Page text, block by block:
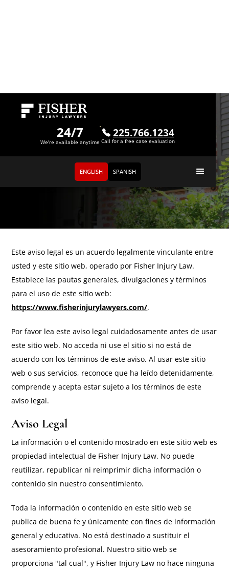
24/7
We're available anytime
225.766.1234
Call for a free case evaluation
ENGLISH SPANISH
Este aviso legal es un acuerdo legalmente vinculante entre
usted y este sitio web, operado por Fisher Injury Law.
Establece las pautas generales, divulgaciones y términos
para el uso de este sitio web:
https://www.fisherinjurylawyers.com/.
Por favor lea este aviso legal cuidadosamente antes de usar
este sitio web. No acceda ni use el sitio si no está de
acuerdo con los términos de este aviso. Al usar este sitio
web o sus servicios, reconoce que ha leído detenidamente,
comprende y acepta estar sujeto a los términos de este
aviso legal.
Aviso Legal
La información o el contenido mostrado en este sitio web es
propiedad intelectual de Fisher Injury Law. No puede
reutilizar, republicar ni reimprimir dicha información o
contenido sin nuestro consentimiento.
Toda la información o contenido en este sitio web se
publica de buena fe y únicamente con fines de información
general y educativa. No está destinado a sustituir el
asesoramiento profesional. Nuestro sitio web se
proporciona "tal cual", y Fisher Injury Law no hace ninguna